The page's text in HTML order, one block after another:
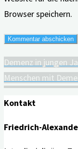
Browser speichern.
Demenz in jungen
Menschen mit
Kontakt
Friedrich-